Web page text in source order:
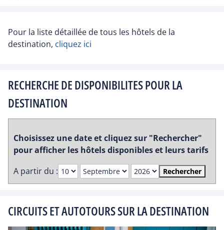
Pour la liste détaillée de tous les hôtels de la
destination, cliquez ici
RECHERCHE DE DISPONIBILITES POUR LA
DESTINATION
Choisissez une date et cliquez sur "Rechercher"
pour afficher les hôtels disponibles et leurs tarifs
A partir du :
Rechercher
CIRCUITS ET AUTOTOURS SUR LA DESTINATION